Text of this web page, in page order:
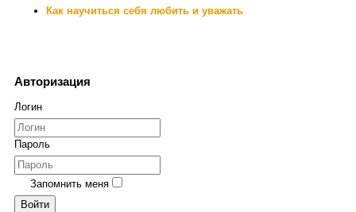
Как научиться себя любить и уважать
Авторизация
Логин
Пароль
Запомнить меня
Войти